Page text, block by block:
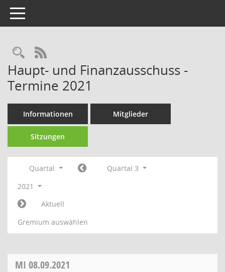
Toggle navigation
Rechercheauswahl
RSS-Feed
Haupt- und Finanzausschuss -
Termine 2021
Informationen Mitglieder
Sitzungen
Quartal
Quartal 3
2021
Aktuell
Gremium auswählen
MI 08.09.2021